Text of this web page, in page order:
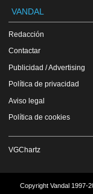
VANDAL
Redacción
Contactar
Publicidad / Advertising
Política de privacidad
Aviso legal
Política de cookies
VGChartz
Copyright Vandal 1997-